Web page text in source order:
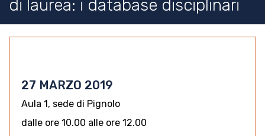
di laurea: i database disciplinari
27 MARZO 2019
Aula 1, sede di Pignolo
dalle ore 10.00 alle ore 12.00